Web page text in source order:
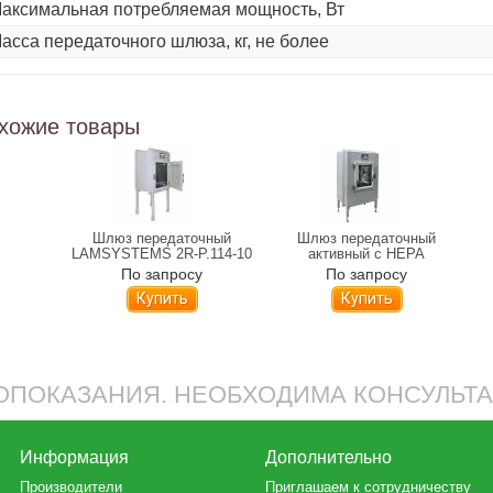
потребляемая мощность, Вт
передаточного шлюза, кг, не более
товары
Шлюз передаточный
LAMSYSTEMS 2R-P.114-10
По запросу
Купить
Шлюз передаточный
активный с НЕРА
фильтром Н14
LAMSYSTEMS 2R-P.115-10
По запросу
Купить
НЕОБХОДИМА
Информация
Производители
Дополнительно
Приглашаем к сотрудничеству